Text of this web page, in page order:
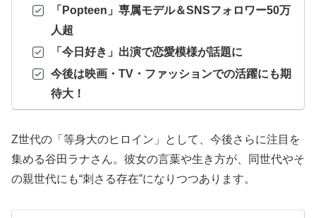
「Popteen」専属モデル＆SNSフォロワー50万
人超
「今日好き」出演で恋愛模様が話題に
今後は映画・TV・ファッションでの活躍にも期
待大！
Z世代の「等身大のヒロイン」として、今後さらに注目を
集める谷田ラナさん。彼女の言葉や生き方が、同世代やそ
の親世代にも“刺さる存在”になりつつあります。